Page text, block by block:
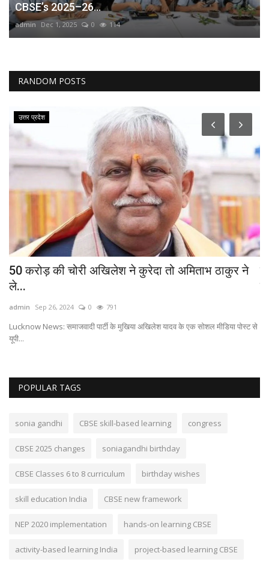
CBSE’s 2025–26...
admin Dec 1, 2025 0 114
RANDOM POSTS
उत्तर प्रदेश
50 करोड़ की चोरी अखिलेश ने कुरेदा तो अमिताभ ठाकुर ने
ले...
admin Sep 26, 2024 0 791
Lucknow News: समाजवादी पार्टी के मुखिया अखिलेश यादव के एक सोशल मीडिया पोस्ट से
यूपी...
POPULAR TAGS
sonia gandhi CBSE skill-based learning congress
CBSE 2025 changes soniagandhi birthday
CBSE Classes 6 to 8 curriculum birthday wishes
skill education India CBSE new framework
NEP 2020 implementation hands-on learning CBSE
activity-based learning India project-based learning CBSE